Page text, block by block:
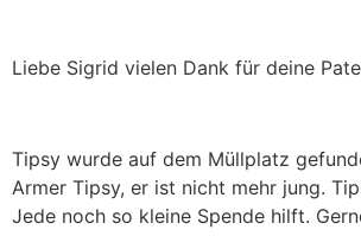
Liebe Sigrid vielen Dank für deine
Tipsy wurde auf dem Müllplatz
Armer Tipsy, er ist nicht mehr jung.
Jede noch so kleine Spende hilft.